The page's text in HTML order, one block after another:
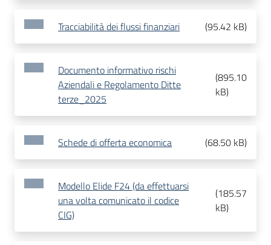
Tracciabilità dei flussi finanziari (95.42 kB)
Documento informativo rischi
Aziendali e Regolamento Ditte
terze_2025
(895.10
kB)
Schede di offerta economica (68.50 kB)
Modello Elide F24 (da effettuarsi
una volta comunicato il codice
CIG)
(185.57
kB)